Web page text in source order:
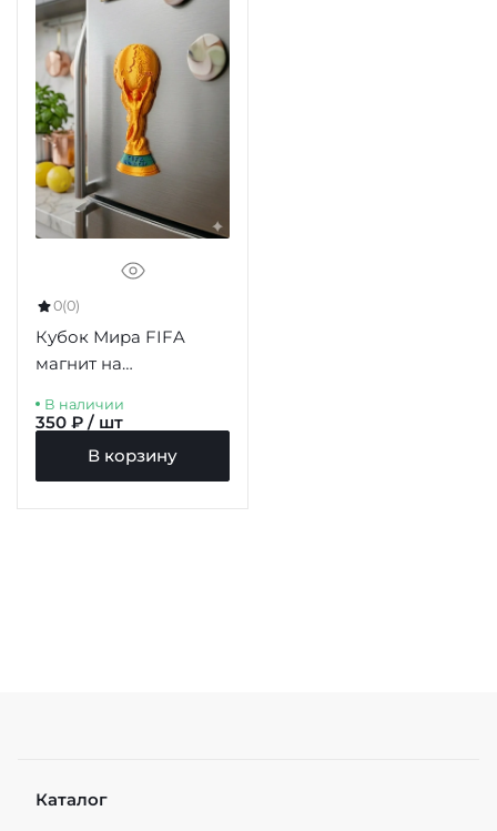
0(0)
Кубок Мира FIFA
магнит на
В наличии
350 ₽ / шт
В корзину
Каталог